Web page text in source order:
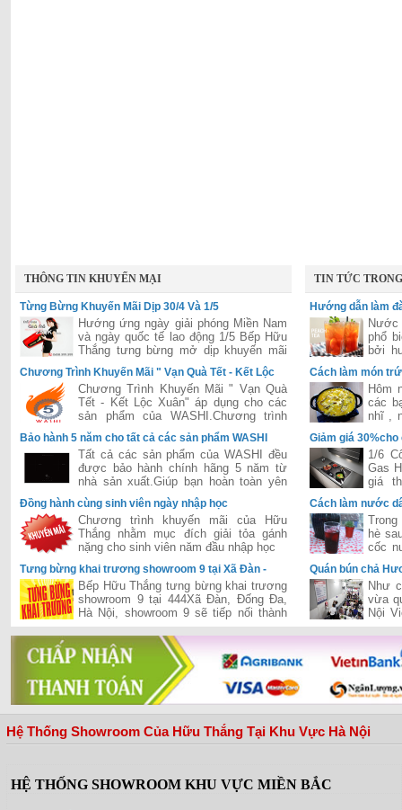
THÔNG TIN KHUYẾN MẠI
Từng Bừng Khuyến Mãi Dịp 30/4 Và 1/5
Hướng ứng ngày giải phóng Miền Nam
và ngày quốc tế lao động 1/5 Bếp Hữu
Thắng tưng bừng mở dịp khuyến mãi
lớn áp dụng cho tất các hệ thống của
Hữu Thắng trên toàn quốc
Chương Trình Khuyến Mãi " Vạn Quà Tết - Kết Lộc
Chương Trình Khuyến Mãi " Vạn Quà
Tết - Kết Lộc Xuân" áp dụng cho các
sản phẩm của WASHI.Chương trình
được đánh giá là lớn nhất năm 2015
của hãng WASHI
Bảo hành 5 năm cho tất cả các sản phẩm WASHI
Tất cả các sản phẩm của WASHI đều
được bảo hành chính hãng 5 năm từ
nhà sản xuất.Giúp bạn hoàn toàn yên
tâm trong suốt quá trình sử dụng.
Đồng hành cùng sinh viên ngày nhập học
Chương trình khuyến mãi của Hữu
Thắng nhằm mục đích giải tỏa gánh
nặng cho sinh viên năm đầu nhập học
Tưng bừng khai trương showroom 9 tại Xã Đàn -
Đống Đa - Hà NộiBếp Hữu Thắng tưng bừng khai trương
showroom 9 tại 444Xã Đàn, Đống Đa,
Hà Nội, showroom 9 sẽ tiếp nối thành
công của chuỗi siêu thị của Hữu Thắng
đã khai trương và hiện đang vận hành
hiệu quả trên cả hai miền Nam-Bắc,
đưa Hữu Thắng gần hơn với vị trí nhà
phân phối hàng đầu bếp và thiết bị bếp
tại Việt Nam
TIN TỨC
Hướng dẫn làm
phổ
bởi
hấp
Cách làm món
Hôm
các
nhĩ ,
Giảm giá
1/6
Gas
giá
tiếng
Cách làm nước
hè
cốc
thì
Quán bún chả
khi đón TổngNhư
vừa
Nội
tổng
quán
Hệ Thống Showroom Của Hữu Thắng Tại Khu Vực Hà Nội
HỆ THỐNG SHOWROOM KHU VỰC MIỀN BẮC